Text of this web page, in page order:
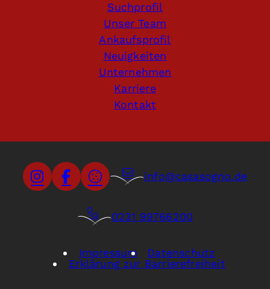
Suchprofil
Unser Team
Ankaufsprofil
Neuigkeiten
Unternehmen
Karriere
Kontakt
info@casasogno.de
0231 99766200
Impressum
Datenschutz
Erklärung zur Barrierefreiheit